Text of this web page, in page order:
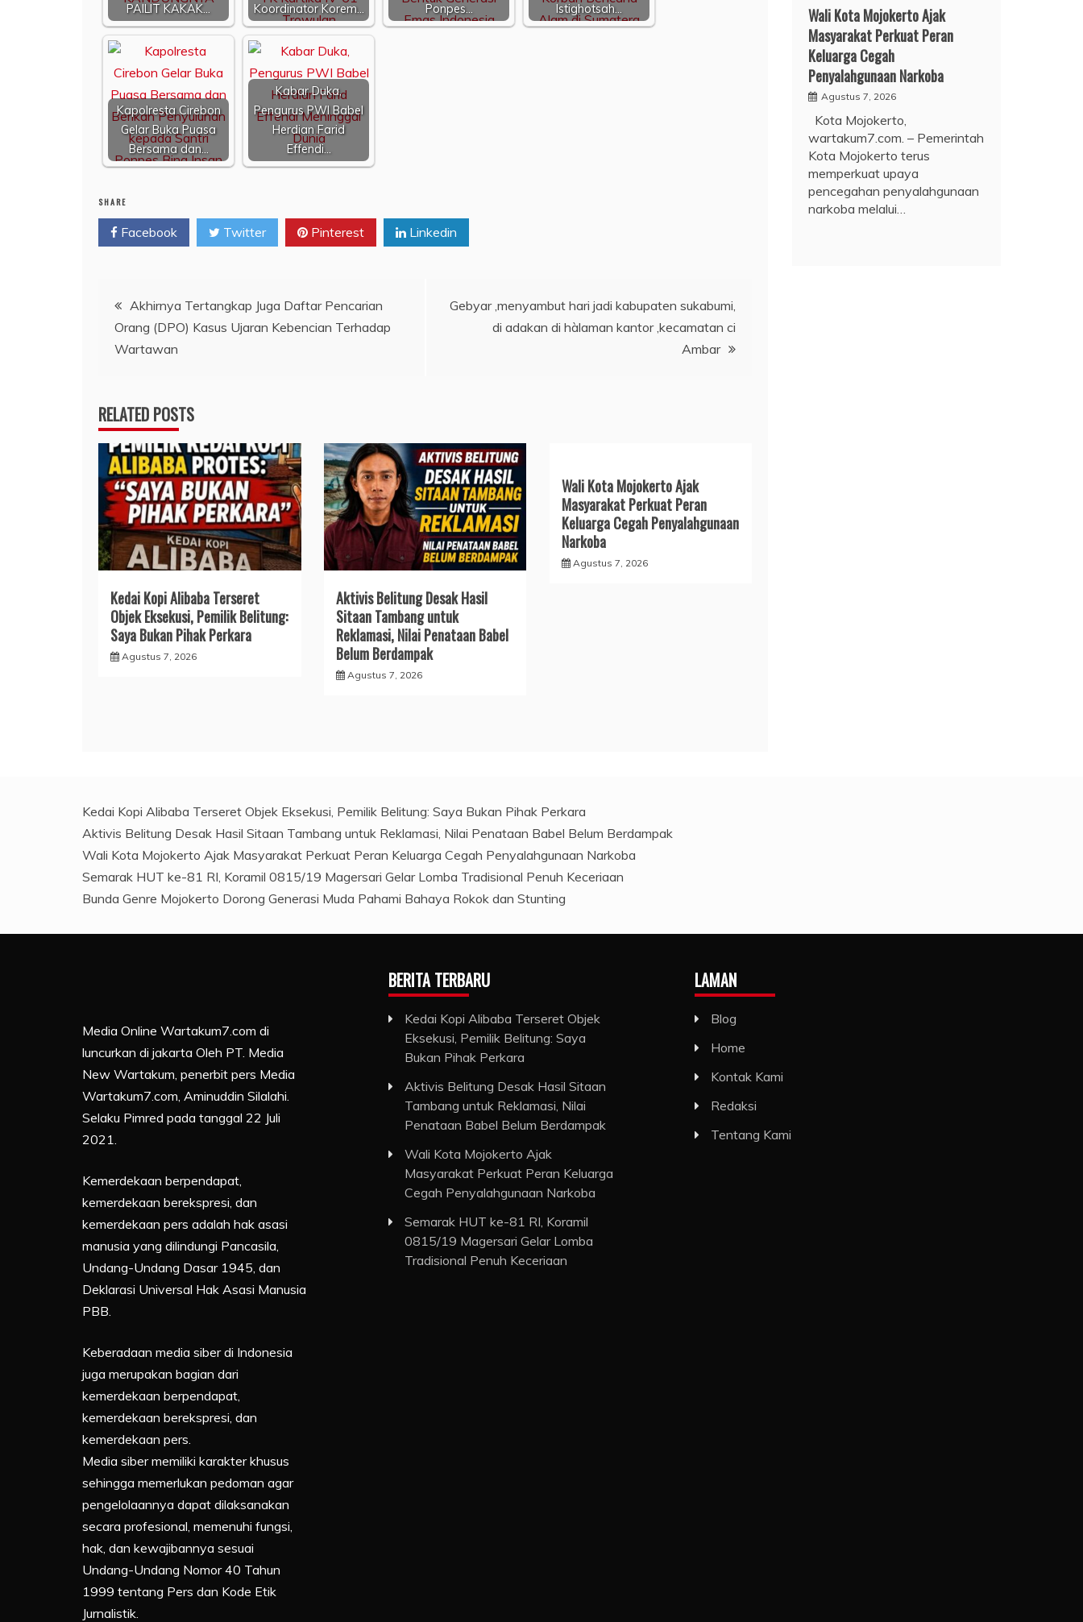
PAILIT KAKAK…
Koordinator Korem…
Ponpes…
Istighotsah…
Kapolresta Cirebon
Gelar Buka Puasa
Bersama dan…
Kabar Duka,
Pengurus PWI Babel
Herdian Farid
Effendi…
SHARE
Facebook Twitter Pinterest Linkedin
Navigasi
pos
Akhirnya Tertangkap Juga Daftar Pencarian
Orang (DPO) Kasus Ujaran Kebencian Terhadap
Wartawan
Gebyar ,menyambut hari jadi kabupaten sukabumi,
di adakan di hàlaman kantor ,kecamatan ci
Ambar
RELATED POSTS
Kedai Kopi Alibaba Terseret
Objek Eksekusi, Pemilik Belitung:
Saya Bukan Pihak Perkara
Agustus 7, 2026
Aktivis Belitung Desak Hasil
Sitaan Tambang untuk
Reklamasi, Nilai Penataan Babel
Belum Berdampak
Agustus 7, 2026
Wali Kota Mojokerto Ajak
Masyarakat Perkuat Peran
Keluarga Cegah Penyalahgunaan
Narkoba
Agustus 7, 2026
Wali Kota Mojokerto Ajak
Masyarakat Perkuat Peran
Keluarga Cegah
Penyalahgunaan Narkoba
Agustus 7, 2026
Kota Mojokerto,
wartakum7.com. – Pemerintah
Kota Mojokerto terus
memperkuat upaya
pencegahan penyalahgunaan
narkoba melalui…
Kedai Kopi Alibaba Terseret Objek Eksekusi, Pemilik Belitung: Saya Bukan Pihak Perkara
Aktivis Belitung Desak Hasil Sitaan Tambang untuk Reklamasi, Nilai Penataan Babel Belum Berdampak
Wali Kota Mojokerto Ajak Masyarakat Perkuat Peran Keluarga Cegah Penyalahgunaan Narkoba
Semarak HUT ke-81 RI, Koramil 0815/19 Magersari Gelar Lomba Tradisional Penuh Keceriaan
Bunda Genre Mojokerto Dorong Generasi Muda Pahami Bahaya Rokok dan Stunting
Media Online Wartakum7.com di
luncurkan di jakarta Oleh PT. Media
New Wartakum, penerbit pers Media
Wartakum7.com, Aminuddin Silalahi.
Selaku Pimred pada tanggal 22 Juli
2021.
Kemerdekaan berpendapat,
kemerdekaan berekspresi, dan
kemerdekaan pers adalah hak asasi
manusia yang dilindungi Pancasila,
Undang-Undang Dasar 1945, dan
Deklarasi Universal Hak Asasi Manusia
PBB.
Keberadaan media siber di Indonesia
juga merupakan bagian dari
kemerdekaan berpendapat,
kemerdekaan berekspresi, dan
kemerdekaan pers.
Media siber memiliki karakter khusus
sehingga memerlukan pedoman agar
pengelolaannya dapat dilaksanakan
secara profesional, memenuhi fungsi,
hak, dan kewajibannya sesuai
Undang-Undang Nomor 40 Tahun
1999 tentang Pers dan Kode Etik
Jurnalistik.
BERITA TERBARU
Kedai Kopi Alibaba Terseret Objek
Eksekusi, Pemilik Belitung: Saya
Bukan Pihak Perkara
Aktivis Belitung Desak Hasil Sitaan
Tambang untuk Reklamasi, Nilai
Penataan Babel Belum Berdampak
Wali Kota Mojokerto Ajak
Masyarakat Perkuat Peran Keluarga
Cegah Penyalahgunaan Narkoba
Semarak HUT ke-81 RI, Koramil
0815/19 Magersari Gelar Lomba
Tradisional Penuh Keceriaan
LAMAN
Blog
Home
Kontak Kami
Redaksi
Tentang Kami